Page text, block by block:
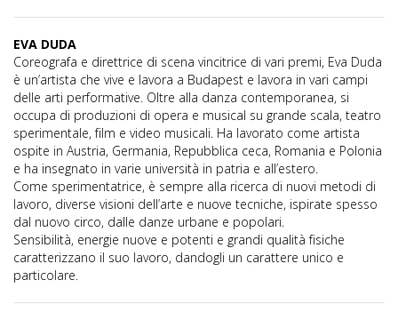
EVA DUDA
Coreografa e direttrice di scena vincitrice di vari premi, Eva Duda
è un’artista che vive e lavora a Budapest e lavora in vari campi
delle arti performative. Oltre alla danza contemporanea, si
occupa di produzioni di opera e musical su grande scala, teatro
sperimentale, film e video musicali. Ha lavorato come artista
ospite in Austria, Germania, Repubblica ceca, Romania e Polonia
e ha insegnato in varie università in patria e all’estero.
Come sperimentatrice, è sempre alla ricerca di nuovi metodi di
lavoro, diverse visioni dell’arte e nuove tecniche, ispirate spesso
dal nuovo circo, dalle danze urbane e popolari.
Sensibilità, energie nuove e potenti e grandi qualità fisiche
caratterizzano il suo lavoro, dandogli un carattere unico e
particolare.